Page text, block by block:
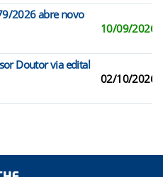
2026 abre novo
10/09/2026
Doutor via edital
02/10/2026